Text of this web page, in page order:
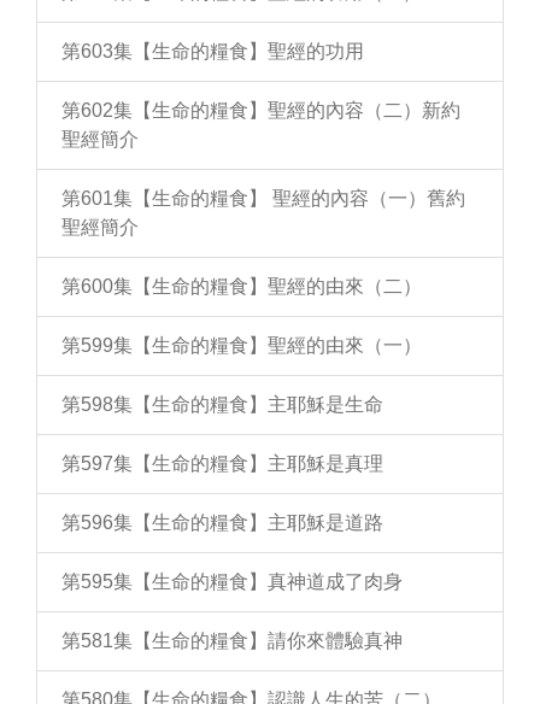
第603集【生命的糧食】聖經的功用
第602集【生命的糧食】聖經的內容（二）新約
聖經簡介
第601集【生命的糧食】 聖經的內容（一）舊約
聖經簡介
第600集【生命的糧食】聖經的由來（二）
第599集【生命的糧食】聖經的由來（一）
第598集【生命的糧食】主耶穌是生命
第597集【生命的糧食】主耶穌是真理
第596集【生命的糧食】主耶穌是道路
第595集【生命的糧食】真神道成了肉身
第581集【生命的糧食】請你來體驗真神
第580集【生命的糧食】認識人生的苦（二）